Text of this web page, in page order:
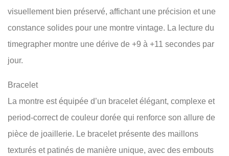
visuellement bien préservé, affichant une précision et une
constance solides pour une montre vintage. La lecture du
timegrapher montre une dérive de +9 à +11 secondes par
jour.
Bracelet
La montre est équipée d’un bracelet élégant, complexe et
period-correct de couleur dorée qui renforce son allure de
pièce de joaillerie. Le bracelet présente des maillons
texturés et patinés de manière unique, avec des embouts